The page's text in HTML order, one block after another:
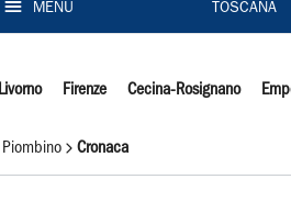
MENU TOSCANA
Livorno Firenze Cecina-Rosignano
Piombino Cronaca